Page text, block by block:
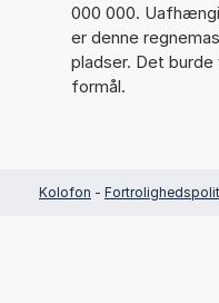
000 000.
er denne
pladser. Det
formål.
Kolofon -